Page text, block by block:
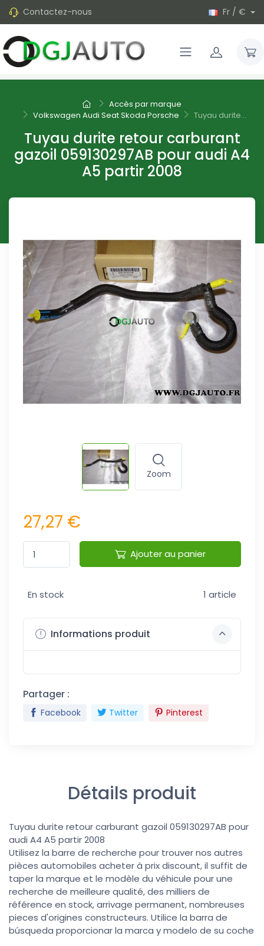
Contactez-nous Fr / €
Accès par marque
Volkswagen Audi Seat Skoda Porsche
Tuyau durite...
Tuyau durite retour carburant
gazoil 059130297AB pour audi A4
A5 partir 2008
Zoom
27,27 €
Ajouter au panier
En stock 1 article
Informations produit
Partager :
Facebook Twitter Pinterest
Détails produit
Tuyau durite retour carburant gazoil 059130297AB pour
audi A4 A5 partir 2008
Utilisez la barre de recherche pour trouver nos autres
pièces automobiles acheter à prix discount, il suffit de
taper la marque et le modèle du véhicule pour une
recherche de meilleure qualité, des milliers de
référence en stock, arrivage permanent, nombreuses
pieces d'origines constructeurs. Utilice la barra de
búsqueda proporcionar la marca y modelo de su coche